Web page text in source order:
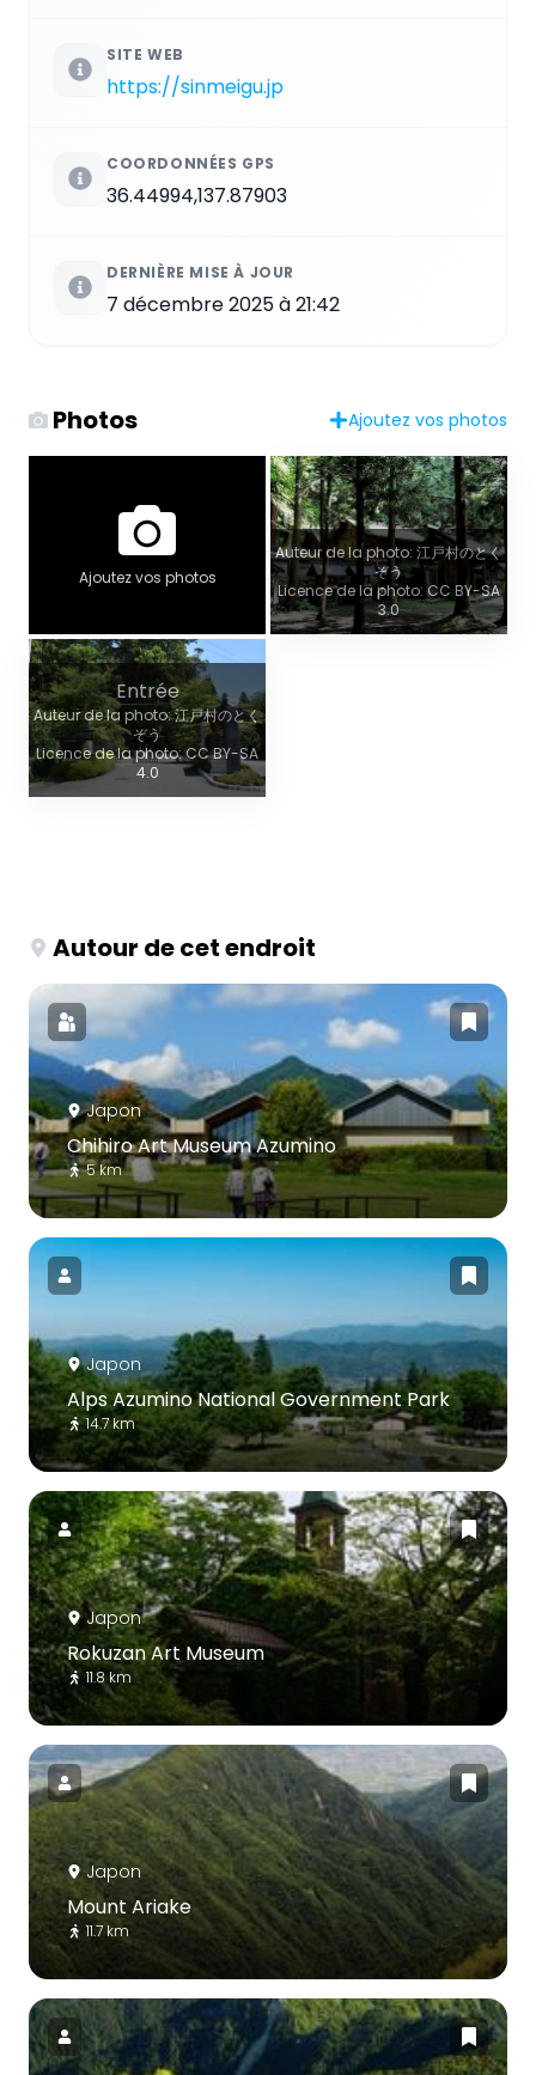
SITE WEB
https://sinmeigu.jp
COORDONNÉES GPS
36.44994,137.87903
DERNIÈRE MISE À JOUR
7 décembre 2025 à 21:42
Photos Ajoutez vos photos
Ajoutez vos photos
Auteur de la photo: 江戸村のとく
ぞう
Licence de la photo: CC BY-SA
3.0
Entrée
Auteur de la photo: 江戸村のとく
ぞう
Licence de la photo: CC BY-SA
4.0
Autour de cet endroit
Japon
Chihiro Art Museum Azumino
5 km
Japon
Alps Azumino National Government Park
14.7 km
Japon
Rokuzan Art Museum
11.8 km
Japon
Mount Ariake
11.7 km